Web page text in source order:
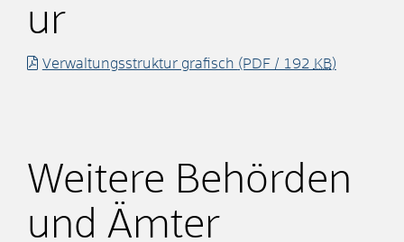
ur
Verwaltungsstruktur grafisch (PDF / 192 KB)
Weitere Behörden
und Ämter